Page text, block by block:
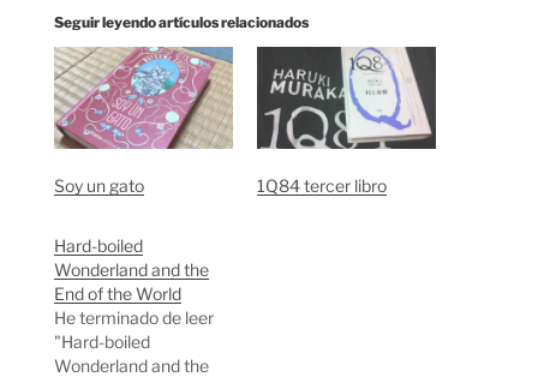
Seguir leyendo artículos relacionados
Soy un gato 1Q84 tercer libro
Hard-boiled
Wonderland and the
End of the World
He terminado de leer
"Hard-boiled
Wonderland and the